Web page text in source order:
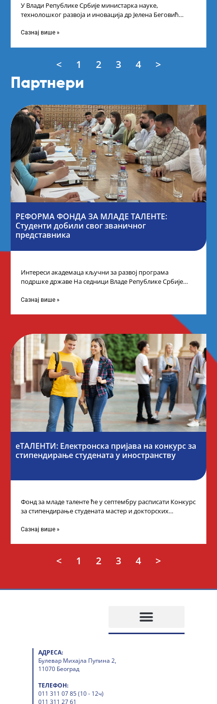
У Влади Републике Србије министарка науке,
технолошког развоја и иновација др Јелена Беговић
Сазнај више »
< 1 2 3 4 >
Партнери
РЕФОРМА ФОНДА ЗА МЛАДЕ ТАЛЕНТЕ:
Студенти добили свог званичног
представника
Интереси академаца кључни за развој програма
подршке државе На седници Владе Републике Србије
Сазнај више »
еТАЛЕНТИ: Електронска пријава на конкурс за
стипендирање студената у иностранству
Фонд за младе таленте ће у септембру расписати Конкурс
за стипендирање студената мастер и докторских
Сазнај више »
< 1 2 3 4 >
АДРЕСА:
Булевар Михајла Пупина 2,
11070 Београд
ТЕЛЕФОН:
011 311 07 85 (10 - 12ч)
011 311 27 61